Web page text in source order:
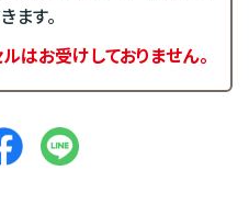
ます。
お受けしておりません。